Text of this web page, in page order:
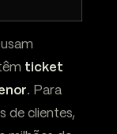
ticket
. Para
de clientes,